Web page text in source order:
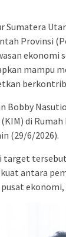
Sumatera
Provinsi
mampu
di
(29/6/2026).
target
antara